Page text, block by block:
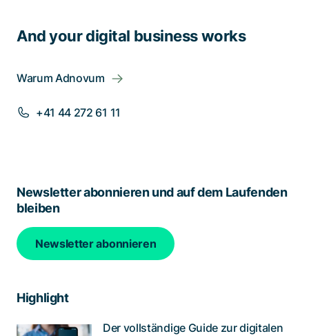
And your digital business works
Warum Adnovum
+41 44 272 61 11
Newsletter abonnieren und auf dem Laufenden
bleiben
Newsletter abonnieren
Highlight
Der vollständige Guide zur digitalen